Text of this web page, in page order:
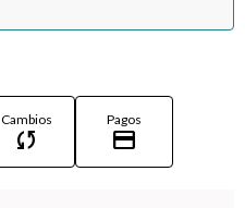
Cambios
sync
Pagos
credit_card